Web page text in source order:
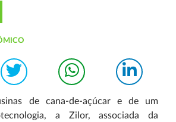
de cana-de-açúcar e de um
a Zilor, associada da